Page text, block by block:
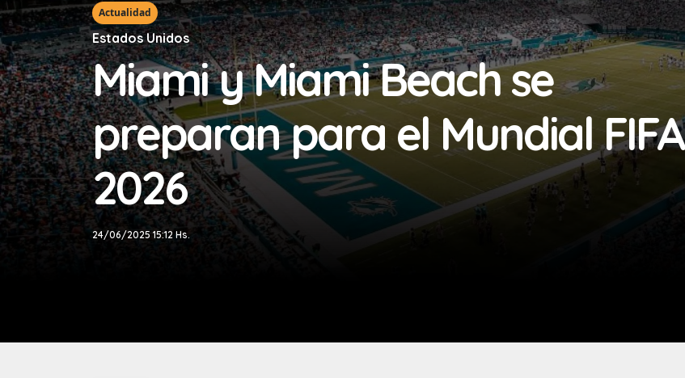
Actualidad
Estados Unidos
Miami y Miami Beach se
preparan para el Mundial FIFA
2026
24/06/2025 15:12 Hs.